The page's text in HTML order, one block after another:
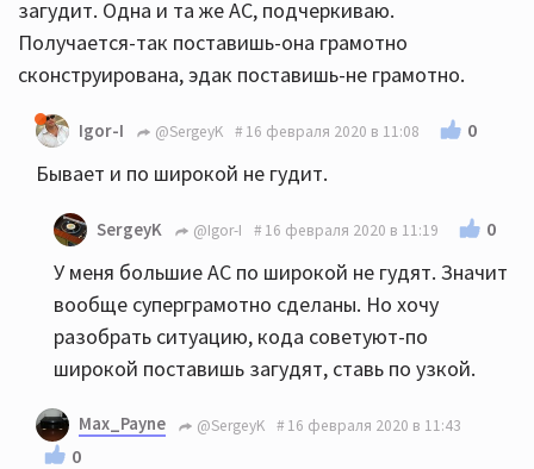
загудит. Одна и та же АС, подчеркиваю.
Получается-так поставишь-она грамотно
сконструирована, эдак поставишь-не грамотно.
Igor-I @SergeyK 16 февраля 2020 в 11:08 0
Бывает и по широкой не гудит.
SergeyK @Igor-I 16 февраля 2020 в 11:19 0
У меня большие АС по широкой не гудят. Значит
вообще суперграмотно сделаны. Но хочу
разобрать ситуацию, кода советуют-по
широкой поставишь загудят, ставь по узкой.
Max_Payne @SergeyK 16 февраля 2020 в 11:43
0